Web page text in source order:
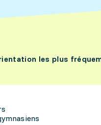
les plus